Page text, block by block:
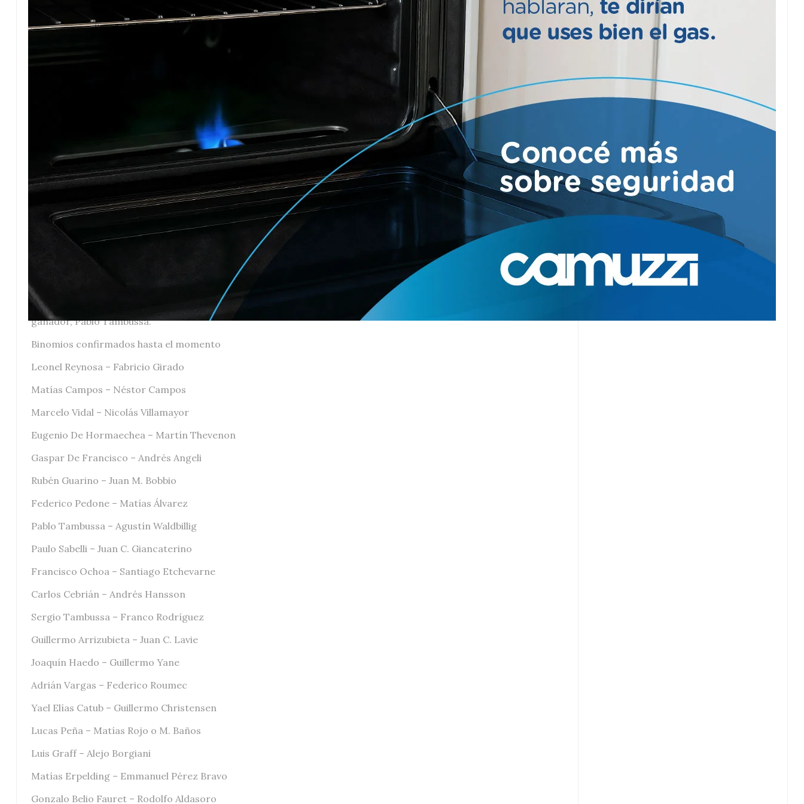
Otra dupla que promete dar pelea es la de Marcelo Vidal y Nicolás Villamayor, ganadores de la edición anterior,
quienes buscarán mantener su invicto como locales en el trazado olavarriense.
Además, Rubén Guarino compartirá butaca con Juan María Bobbio, campeón de la categoría en 2006 y 2008.
De la divisional mayor también habrá nombres de peso como invitados, entre ellos Matías Álvarez, Emmanuel Pérez
Bravo, Rodolfo Aldasoro, Santiago Etchevarne, Matías Baños y Juan Giancaterino. A su vez, se destaca el regreso de
Agustín Waldbillig gran referente de TC DEL 40, quien volverá a competir en la Mayores pero en la B junto al último
ganador, Pablo Tambussa.
Binomios confirmados hasta el momento
Leonel Reynosa – Fabricio Girado
Matías Campos – Néstor Campos
Marcelo Vidal – Nicolás Villamayor
Eugenio De Hormaechea – Martín Thevenon
Gaspar De Francisco – Andrés Angeli
Rubén Guarino – Juan M. Bobbio
Federico Pedone – Matías Álvarez
Pablo Tambussa – Agustín Waldbillig
Paulo Sabelli – Juan C. Giancaterino
Francisco Ochoa – Santiago Etchevarne
Carlos Cebrián – Andrés Hansson
Sergio Tambussa – Franco Rodríguez
Guillermo Arrizubieta – Juan C. Lavie
Joaquín Haedo – Guillermo Yane
Adrián Vargas – Federico Roumec
Yael Elías Catub – Guillermo Christensen
Lucas Peña – Matías Rojo o M. Baños
Luis Graff – Alejo Borgiani
Matías Erpelding – Emmanuel Pérez Bravo
Gonzalo Belio Fauret – Rodolfo Aldasoro
Kicillof estará hoy en